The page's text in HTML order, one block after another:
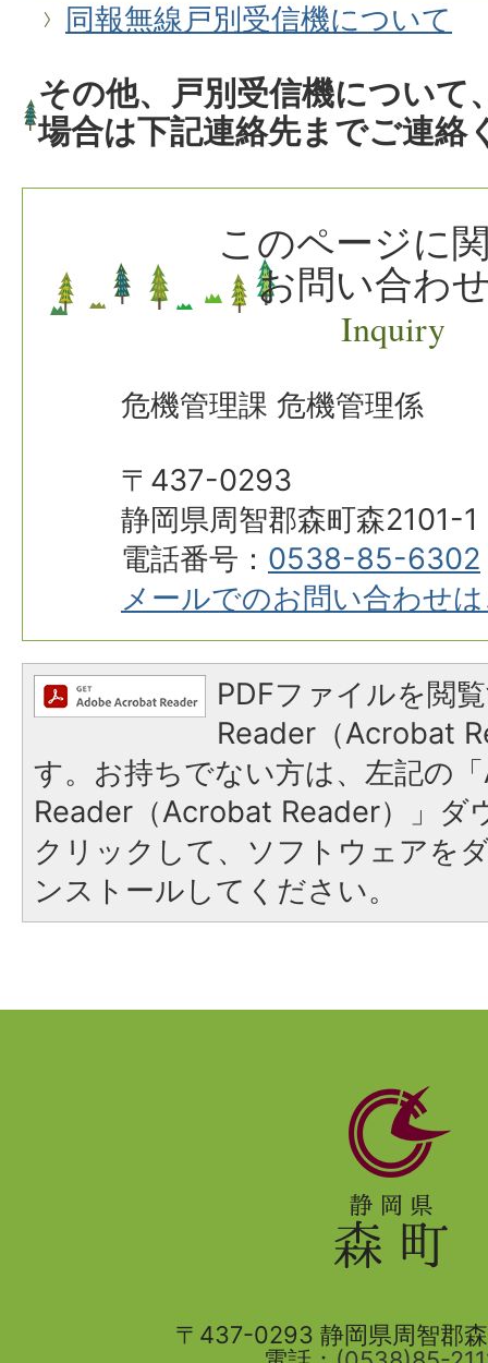
同報無線戸別受信機について
その他、戸別受信機について
場合は下記連絡先までご連絡
このページに
お問い合わ
Inquiry
危機管理課 危機管理係
〒437-0293
静岡県周智郡森町森2101-1
電話番号： 0538-85-6302
メールでのお問い合わせ
PDFファイルを閲
Reader（Acrobat
す。お持ちでない方は、左記の
Reader（Acrobat Reader）」ダ
クリックして、ソフトウェアを
ンストールしてください。
静
岡
県
森
町
〒437-0293 静岡県周智郡